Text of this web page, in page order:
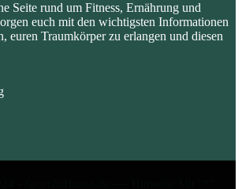
Seite rund um Fitness, Ernährung und
euch mit den wichtigsten Informationen
euren Traumkörper zu erlangen und diesen